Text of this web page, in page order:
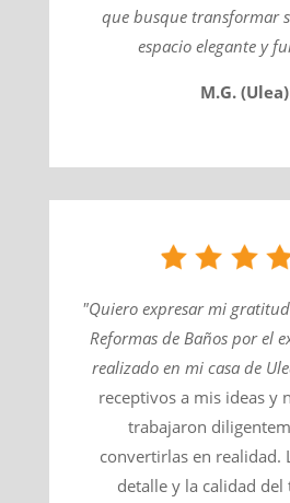
que busque transformar
espacio elegante y
M.G. (Ulea)
"Quiero expresar mi
Reformas de Baños por el
realizado en mi casa de
receptivos a mis ideas y
trabajaron
convertirlas en realidad.
detalle y la calidad del